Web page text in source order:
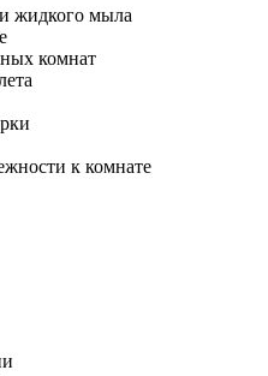
жидкого мыла
комнат
к комнате